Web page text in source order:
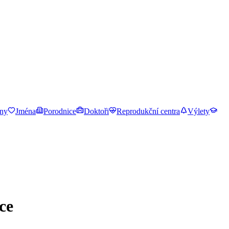
Jména Porodnice Doktoři Reprodukční centra Výlety